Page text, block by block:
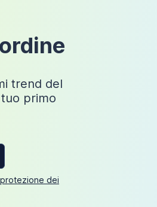
trend del
primo
dei